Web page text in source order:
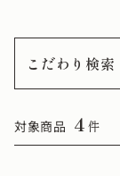
こだわり検索
対象商品 4 件